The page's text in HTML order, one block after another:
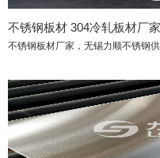
不锈钢板材 304冷轧板材厂家
不锈钢板材厂家，无锡力顺不锈钢